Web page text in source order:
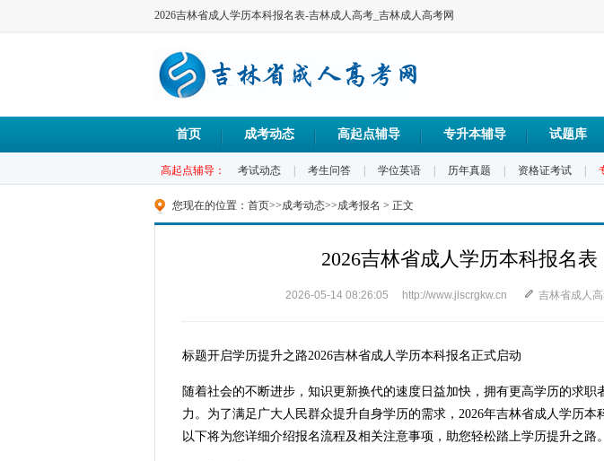
2026吉林省成人学历本科报名表-吉林成人高考_吉林成人高考网
首页 成考动态 高起点辅导 专升本辅导 试题库
高起点辅导： 考试动态 考生问答 学位英语 历年真题 资格证考试
您现在的位置： 首页>>成考动态>>成考报名 > 正文
2026吉林省成人学历本科报名表
2026-05-14 08:26:05 http://www.jlscrgkw.cn 吉林省成人高
标题开启学历提升之路2026吉林省成人学历本科报名正式启动
随着社会的不断进步，知识更新换代的速度日益加快，拥有更高学历的求职
力。为了满足广大人民群众提升自身学历的需求，2026年吉林省成人学历本
以下将为您详细介绍报名流程及相关注意事项，助您轻松踏上学历提升之路。